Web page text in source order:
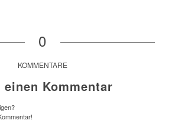
0
KOMMENTARE
Kommentar